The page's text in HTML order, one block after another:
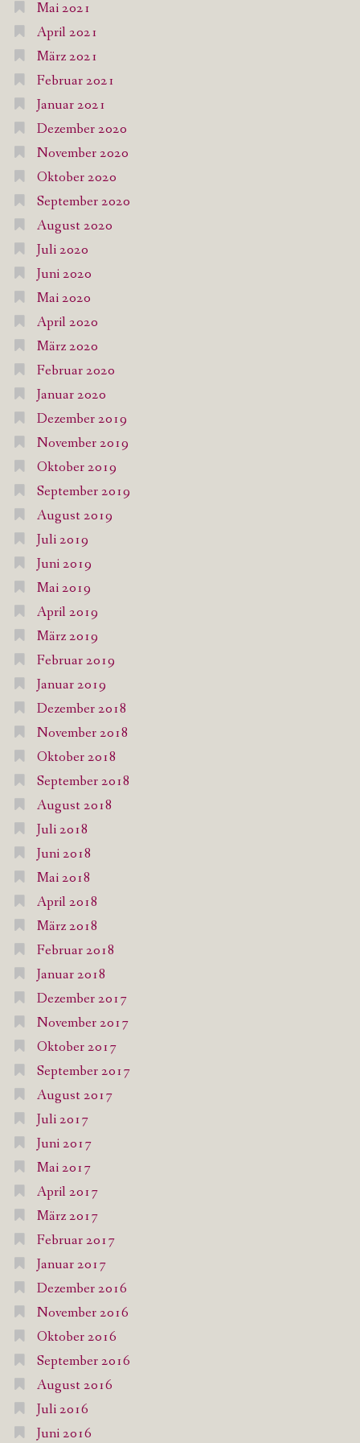
Mai 2021
April 2021
März 2021
Februar 2021
Januar 2021
Dezember 2020
November 2020
Oktober 2020
September 2020
August 2020
Juli 2020
Juni 2020
Mai 2020
April 2020
März 2020
Februar 2020
Januar 2020
Dezember 2019
November 2019
Oktober 2019
September 2019
August 2019
Juli 2019
Juni 2019
Mai 2019
April 2019
März 2019
Februar 2019
Januar 2019
Dezember 2018
November 2018
Oktober 2018
September 2018
August 2018
Juli 2018
Juni 2018
Mai 2018
April 2018
März 2018
Februar 2018
Januar 2018
Dezember 2017
November 2017
Oktober 2017
September 2017
August 2017
Juli 2017
Juni 2017
Mai 2017
April 2017
März 2017
Februar 2017
Januar 2017
Dezember 2016
November 2016
Oktober 2016
September 2016
August 2016
Juli 2016
Juni 2016